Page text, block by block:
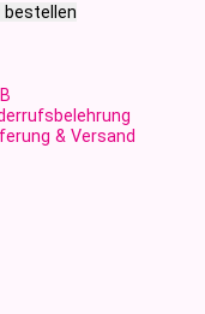
bestellen
& Versand